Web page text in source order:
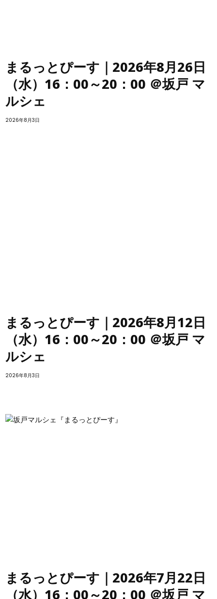
まるっとぴーす｜2026年8月26日
（水）16：00～20：00 ＠坂戸 マ
ルシェ
2026年8月3日
まるっとぴーす｜2026年8月12日
（水）16：00～20：00 ＠坂戸 マ
ルシェ
2026年8月3日
まるっとぴーす｜2026年7月22日
（水）16：00～20：00 ＠坂戸 マ